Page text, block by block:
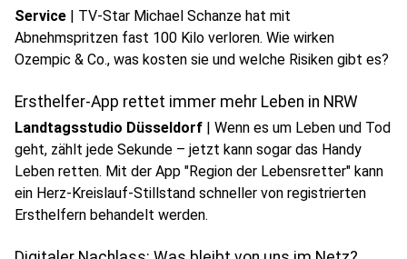
Service | TV-Star Michael Schanze hat mit
Abnehmspritzen fast 100 Kilo verloren. Wie wirken
Ozempic & Co., was kosten sie und welche Risiken gibt es?
Ersthelfer-App rettet immer mehr Leben in NRW
Landtagsstudio Düsseldorf | Wenn es um Leben und Tod
geht, zählt jede Sekunde – jetzt kann sogar das Handy
Leben retten. Mit der App "Region der Lebensretter" kann
ein Herz-Kreislauf-Stillstand schneller von registrierten
Ersthelfern behandelt werden.